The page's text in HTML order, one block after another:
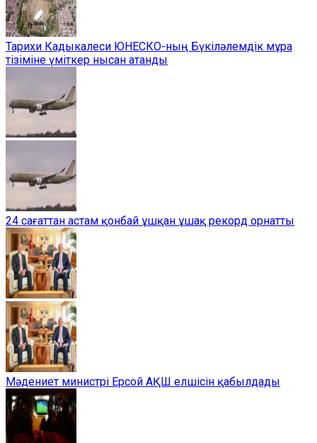
Тарихи Кадыкалеси ЮНЕСКО-ның Бүкіләлемдік мұра
тізіміне үміткер нысан атанды
24 сағаттан астам қонбай ұшқан ұшақ рекорд орнатты
Мәдениет министрі Ерсой АҚШ елшісін қабылдады